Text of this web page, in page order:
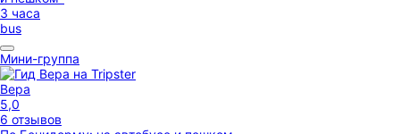
3 часа
bus
Мини-группа
Вера
5,0
6 отзывов